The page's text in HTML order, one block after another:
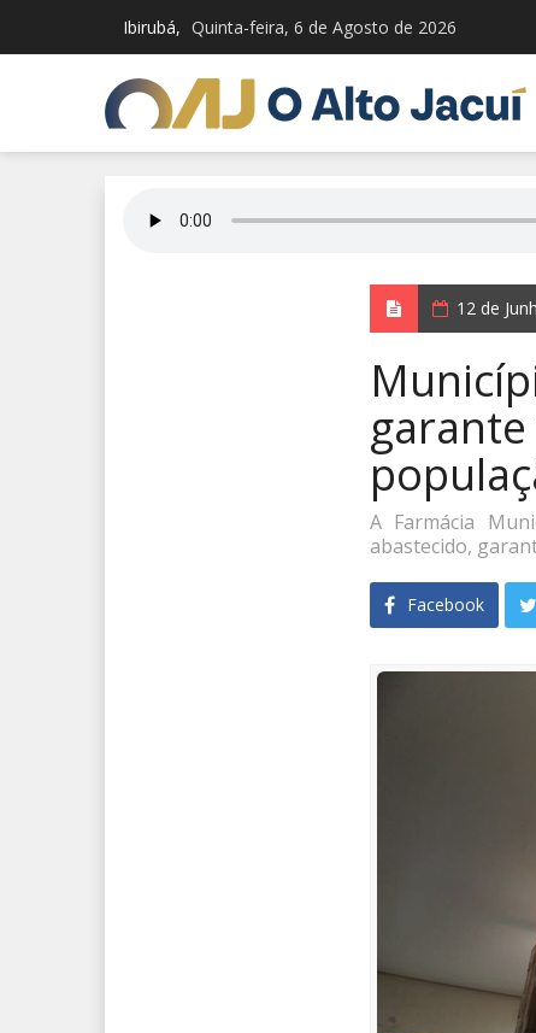
Ibirubá, Quinta-feira, 6 de Agosto de 2026
12 de
A Farmácia
abastecido,
Facebook